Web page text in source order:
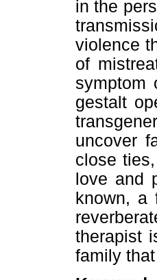
in the
violence
of
symptom
gestalt
uncover
close
love and
known, a
therapist
family